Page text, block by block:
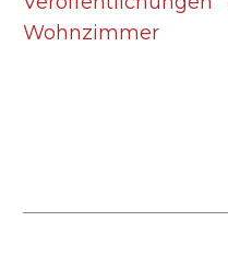
Wohnzimmer